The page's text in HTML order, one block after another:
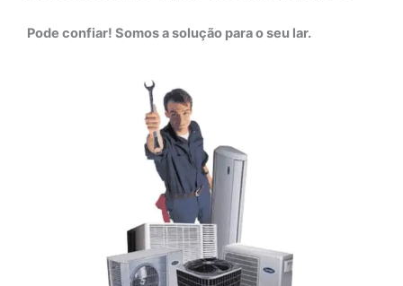
Pode confiar! Somos a solução para o seu lar.